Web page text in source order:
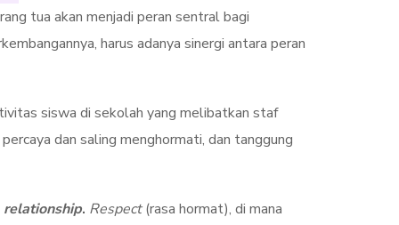
tua akan menjadi peran sentral bagi
harus adanya sinergi antara peran
siswa di sekolah yang melibatkan staf
dan saling menghormati, dan tanggung
relationship. Respect(rasa hormat), di mana